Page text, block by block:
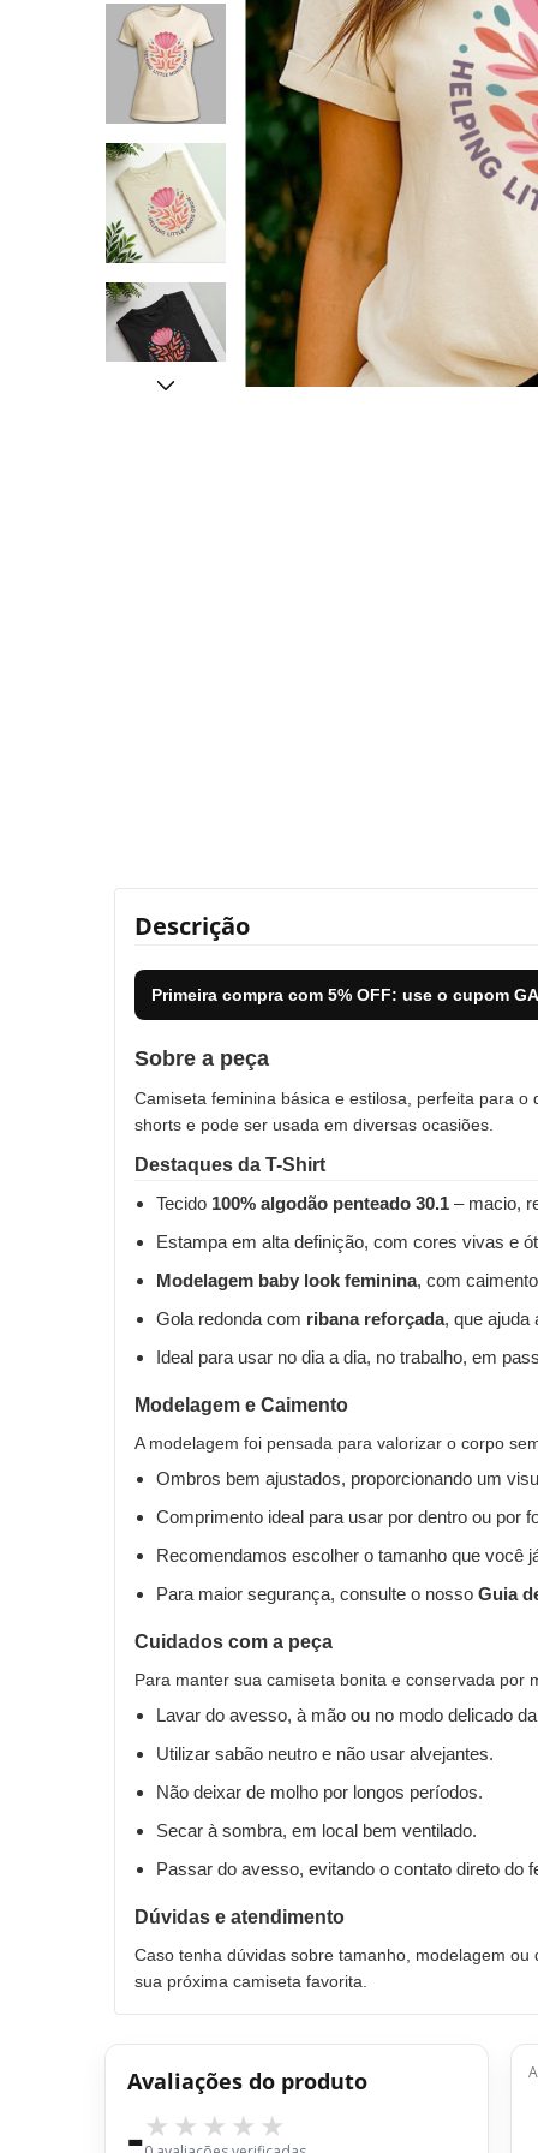
Descrição
Primeira compra com 5% OFF: use o cupom
Sobre a peça
Camiseta feminina básica e estilosa, perfeita para
shorts e pode ser usada em diversas ocasiões.
Destaques da T-Shirt
Tecido 100% algodão penteado 30.1 – macio,
Estampa em alta definição, com cores vivas e
Modelagem baby look feminina, com
Gola redonda com ribana reforçada, que ajuda
Ideal para usar no dia a dia, no trabalho, em
Modelagem e Caimento
A modelagem foi pensada para valorizar o corpo
Ombros bem ajustados, proporcionando um
Comprimento ideal para usar por dentro ou por
Recomendamos escolher o tamanho que você
Para maior segurança, consulte o nosso Guia
Cuidados com a peça
Para manter sua camiseta bonita e conservada por
Lavar do avesso, à mão ou no modo delicado
Utilizar sabão neutro e não usar alvejantes.
Não deixar de molho por longos períodos.
Secar à sombra, em local bem ventilado.
Passar do avesso, evitando o contato direto do
Dúvidas e atendimento
Caso tenha dúvidas sobre tamanho, modelagem
sua próxima camiseta favorita.
Avaliações do produto
-